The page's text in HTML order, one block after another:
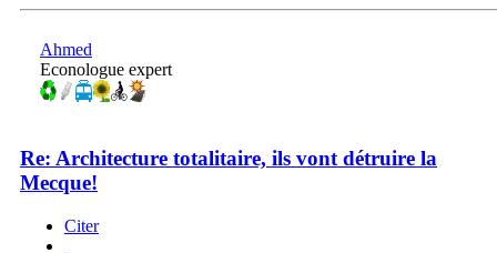
Ahmed
Econologue expert
Re: Architecture totalitaire, ils vont détruire la
Mecque!
Citer